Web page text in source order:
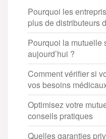
Pourquoi les
plus de distributeurs
Pourquoi la mutuelle
aujourd’hui ?
Comment vérifier si
vos besoins
Optimisez votre
conseils pratiques
Quelles garanties